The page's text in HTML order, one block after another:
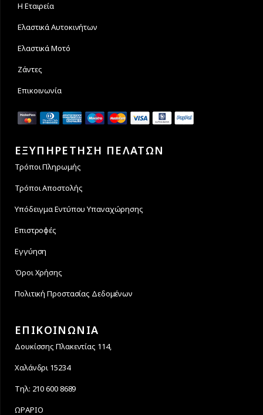
Η Εταιρεία
Ελαστικά Αυτοκινήτων
Ελαστικά Μοτό
Ζάντες
Επικοινωνία
ΕΞΥΠΗΡΕΤΗΣΗ ΠΕΛΑΤΩΝ
Τρόποι Πληρωμής
Τρόποι Αποστολής
Υπόδειγμα Εντύπου Υπαναχώρησης
Επιστροφές
Εγγύηση
Όροι Χρήσης
Πολιτική Προστασίας Δεδομένων
ΕΠΙΚΟΙΝΩΝΙΑ
Δουκίσσης Πλακεντίας 114,
Χαλάνδρι 15234
Τηλ: 210 600 8689
ΩΡΑΡΙΟ